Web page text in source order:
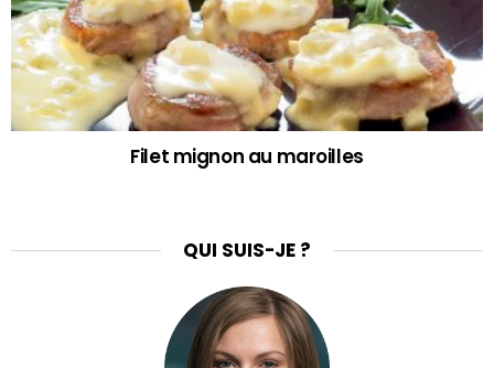
Filet mignon au maroilles
QUI SUIS-JE ?